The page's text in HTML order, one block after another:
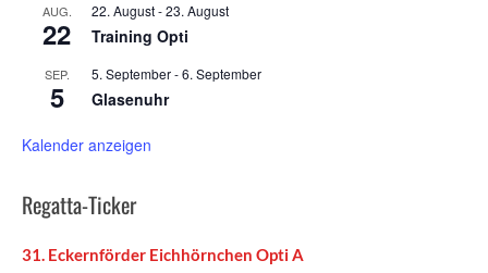
AUG.
22
22. August-23. August
Training Opti
SEP.
5
5. September-6. September
Glasenuhr
Kalender anzeigen
Regatta-Ticker
31. Eckernförder Eichhörnchen Opti A